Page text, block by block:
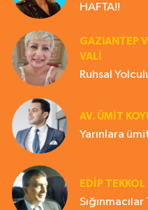
HAFTA!!
GAZIANTEP
VALİ
Ruhsal
AV. ÜMIT
Yarınlara
EDIP TEKKOL